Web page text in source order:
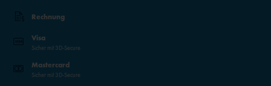
Rechnung
Visa
Sicher mit 3D-Secure
Mastercard
Sicher mit 3D-Secure